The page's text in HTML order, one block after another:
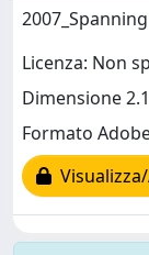
Licenza: Non
Dimensione
Formato